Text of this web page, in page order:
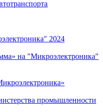
2024
на "Микроэлектроника"
промышленности